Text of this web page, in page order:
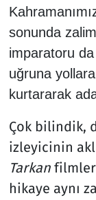
sonunda
imparatoru da
uğruna
kurtararak
Çok bilindik,
izleyicinin
Tarkan
hikaye aynı
Sağlık
Savunma
Seçim 2023
Spor
Teknoloji
Televizyon